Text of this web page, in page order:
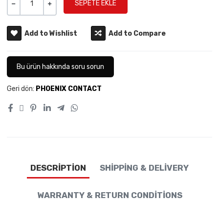
Add to Wishlist Add to Compare
Bu ürün hakkında soru sorun
Geri dön: PHOENIX CONTACT
DESCRIPTION SHIPPING & DELIVERY
WARRANTY & RETURN CONDITIONS